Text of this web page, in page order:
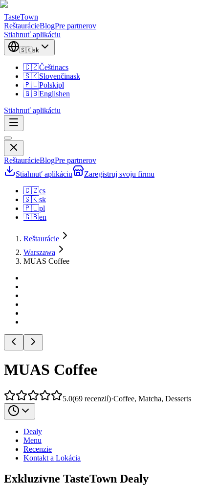
TasteTown
ReštaurácieBlogPre partnerov
Stiahnuť aplikáciu
🇸🇰sk
🇨🇿Češtinacs
🇸🇰Slovenčinask
🇵🇱Polskipl
🇬🇧Englishen
Stiahnuť aplikáciu
ReštaurácieBlogPre partnerov
Stiahnuť aplikáciu
Zaregistruj svoju firmu
🇨🇿cs
🇸🇰sk
🇵🇱pl
🇬🇧en
Reštaurácie
Warszawa
MUAS Coffee
MUAS Coffee
5.0(69 recenzií)·Coffee, Matcha, Desserts
Dealy
Menu
Recenzie
Kontakt a Lokácia
Exkluzívne TasteTown Dealy